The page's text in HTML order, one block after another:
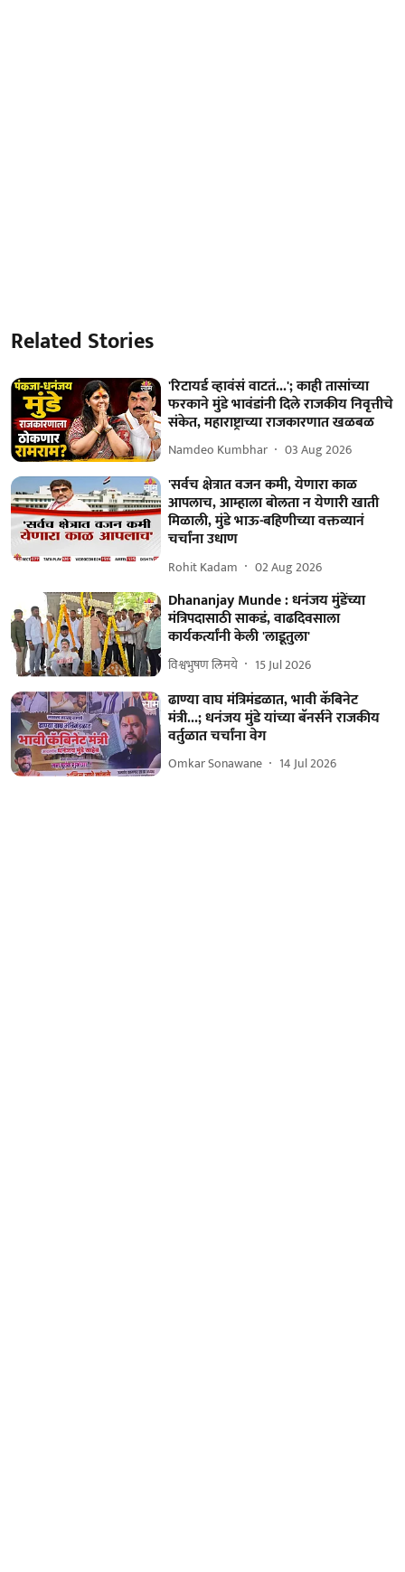
Related Stories
'रिटायर्ड व्हावंसं वाटतं...'; काही तासांच्या
फरकाने मुंडे भावंडांनी दिले राजकीय निवृत्तीचे
संकेत, महाराष्ट्राच्या राजकारणात खळबळ
Namdeo Kumbhar 03 Aug 2026
'सर्वच क्षेत्रात वजन कमी, येणारा काळ
आपलाच, आम्हाला बोलता न येणारी खाती
मिळाली, मुंडे भाऊ-बहिणीच्या वक्तव्यानं
चर्चांना उधाण
Rohit Kadam 02 Aug 2026
Dhananjay Munde : धनंजय मुंडेंच्या
मंत्रिपदासाठी साकडं, वाढदिवसाला
कार्यकर्त्यांनी केली 'लाडूतुला'
विश्वभुषण लिमये 15 Jul 2026
ढाण्या वाघ मंत्रिमंडळात, भावी कॅबिनेट
मंत्री...; धनंजय मुंडे यांच्या बॅनर्सने राजकीय
वर्तुळात चर्चांना वेग
Omkar Sonawane 14 Jul 2026